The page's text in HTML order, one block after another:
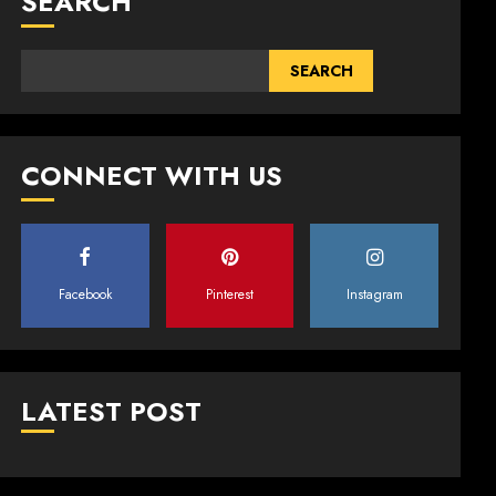
SEARCH
CONNECT WITH US
Facebook Pinterest Instagram
LATEST POST